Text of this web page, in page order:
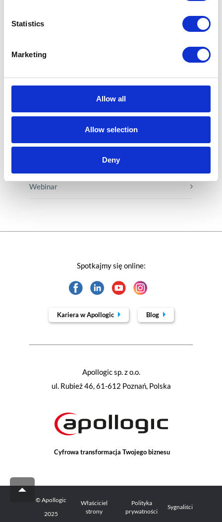
Statistics
Marketing
Allow all
Allow selection
Deny
Rozwiązania Microsoft
Webinar
Cyfrowa transformacja Twojego biznesu
Apollogic sp. z o.o.
ul. Rubież 46, 61-612 Poznań, Polska
Spotkajmy się online:
Kariera w Apollogic Blog
© Apollogic
2025
Właściciel
strony
Polityka
prywatności
Sygnaliści